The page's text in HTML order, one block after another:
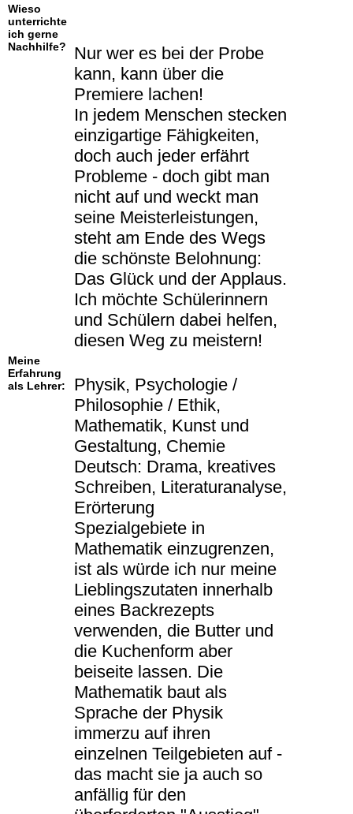
Wieso
unterrichte
ich gerne
Nachhilfe?
Nur wer es bei der Probe
kann, kann über die
Premiere lachen!
In jedem Menschen stecken
einzigartige Fähigkeiten,
doch auch jeder erfährt
Probleme - doch gibt man
nicht auf und weckt man
seine Meisterleistungen,
steht am Ende des Wegs
die schönste Belohnung:
Das Glück und der Applaus.
Ich möchte Schülerinnern
und Schülern dabei helfen,
diesen Weg zu meistern!
Meine
Erfahrung
als Lehrer:
Physik, Psychologie /
Philosophie / Ethik,
Mathematik, Kunst und
Gestaltung, Chemie
Deutsch: Drama, kreatives
Schreiben, Literaturanalyse,
Erörterung
Spezialgebiete in
Mathematik einzugrenzen,
ist als würde ich nur meine
Lieblingszutaten innerhalb
eines Backrezepts
verwenden, die Butter und
die Kuchenform aber
beiseite lassen. Die
Mathematik baut als
Sprache der Physik
immerzu auf ihren
einzelnen Teilgebieten auf -
das macht sie ja auch so
anfällig für den